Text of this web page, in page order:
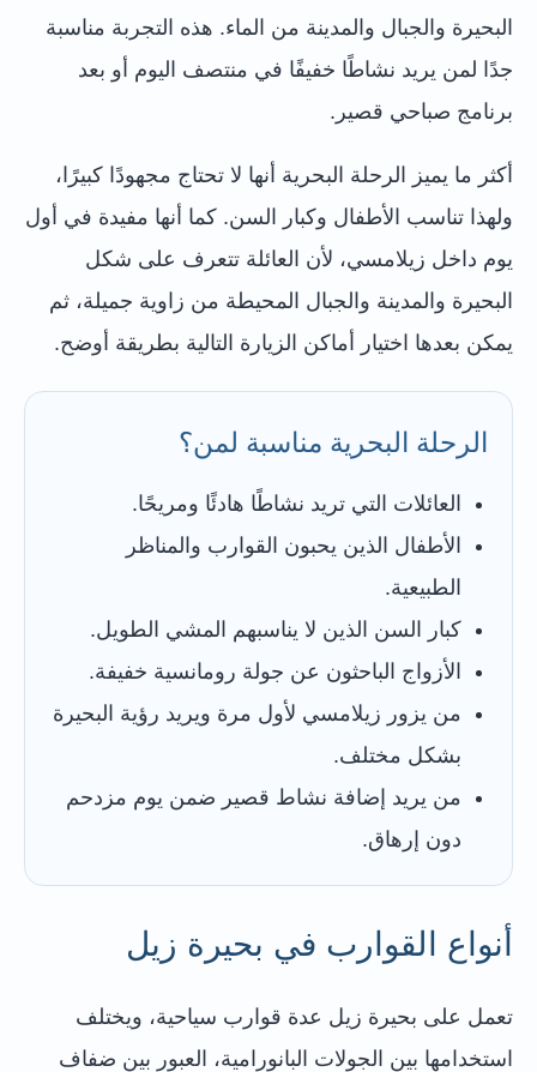
البحيرة والجبال والمدينة من الماء. هذه التجربة مناسبة
جدًا لمن يريد نشاطًا خفيفًا في منتصف اليوم أو بعد
برنامج صباحي قصير.
أكثر ما يميز الرحلة البحرية أنها لا تحتاج مجهودًا كبيرًا،
ولهذا تناسب الأطفال وكبار السن. كما أنها مفيدة في أول
يوم داخل زيلامسي، لأن العائلة تتعرف على شكل
البحيرة والمدينة والجبال المحيطة من زاوية جميلة، ثم
يمكن بعدها اختيار أماكن الزيارة التالية بطريقة أوضح.
الرحلة البحرية مناسبة لمن؟
العائلات التي تريد نشاطًا هادئًا ومريحًا.
الأطفال الذين يحبون القوارب والمناظر
الطبيعية.
كبار السن الذين لا يناسبهم المشي الطويل.
الأزواج الباحثون عن جولة رومانسية خفيفة.
من يزور زيلامسي لأول مرة ويريد رؤية البحيرة
بشكل مختلف.
من يريد إضافة نشاط قصير ضمن يوم مزدحم
دون إرهاق.
أنواع القوارب في بحيرة زيل
تعمل على بحيرة زيل عدة قوارب سياحية، ويختلف
استخدامها بين الجولات البانورامية، العبور بين ضفاف